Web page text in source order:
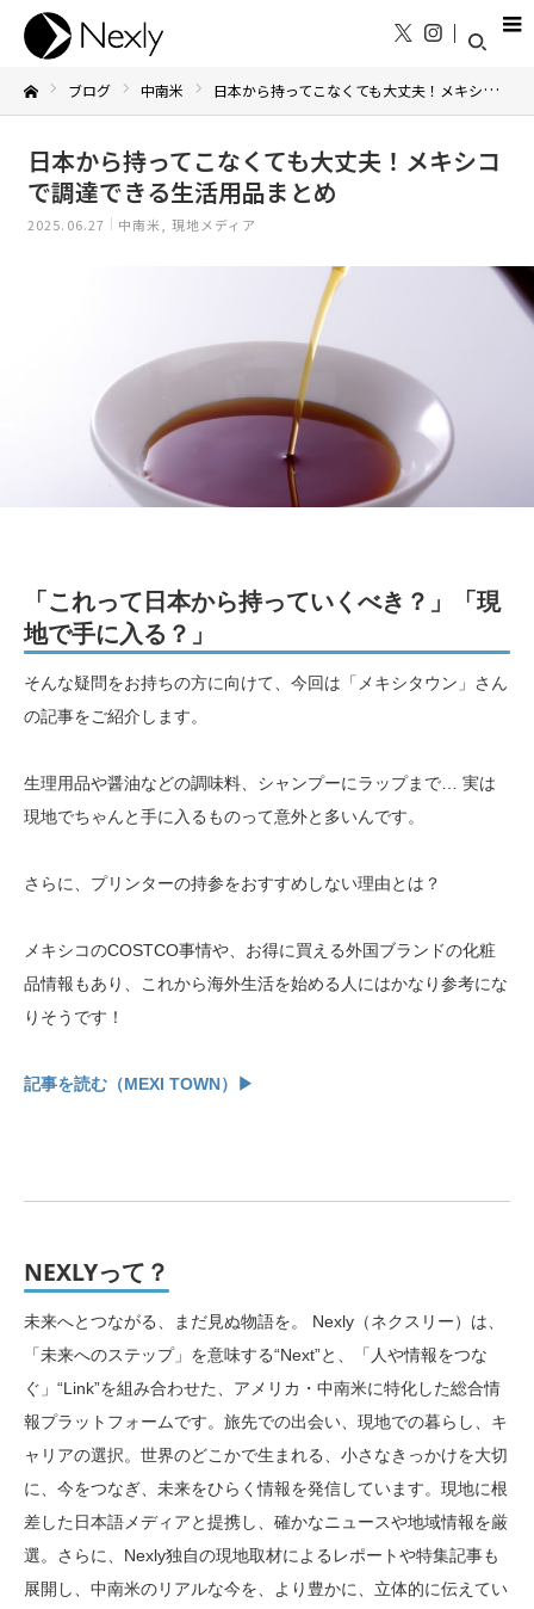
ブログ 中南米 日本から持ってこなくても大丈夫！メキシコで調達できる生活用品まとめ
日本から持ってこなくても大丈夫！メキシコ
で調達できる生活用品まとめ
2025.06.27 中南米 現地メディア
「これって日本から持っていくべき？」「現
地で手に入る？」
そんな疑問をお持ちの方に向けて、今回は「メキシタウン」さん
の記事をご紹介します。
生理用品や醤油などの調味料、シャンプーにラップまで… 実は
現地でちゃんと手に入るものって意外と多いんです。
さらに、プリンターの持参をおすすめしない理由とは？
メキシコのCOSTCO事情や、お得に買える外国ブランドの化粧
品情報もあり、これから海外生活を始める人にはかなり参考にな
りそうです！
記事を読む（MEXI TOWN）▶
NEXLYって？
未来へとつながる、まだ見ぬ物語を。 Nexly（ネクスリー）は、
「未来へのステップ」を意味する“Next”と、「人や情報をつな
ぐ」“Link”を組み合わせた、アメリカ・中南米に特化した総合情
報プラットフォームです。旅先での出会い、現地での暮らし、キ
ャリアの選択。世界のどこかで生まれる、小さなきっかけを大切
に、今をつなぎ、未来をひらく情報を発信しています。現地に根
差した日本語メディアと提携し、確かなニュースや地域情報を厳
選。さらに、Nexly独自の現地取材によるレポートや特集記事も
展開し、中南米のリアルな今を、より豊かに、立体的に伝えてい